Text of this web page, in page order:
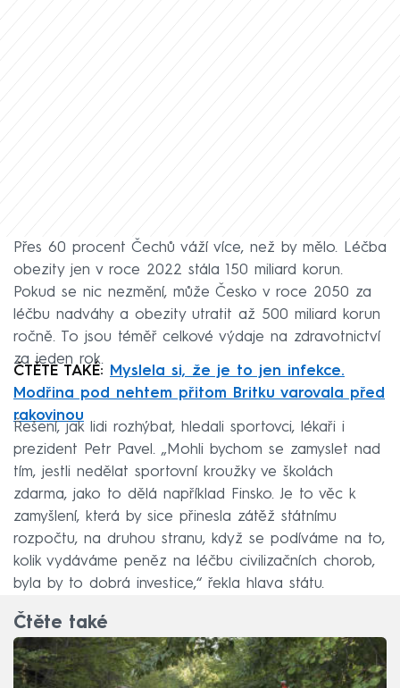
Přes 60 procent Čechů váží více, než by mělo. Léčba
obezity jen v roce 2022 stála 150 miliard korun.
Pokud se nic nezmění, může Česko v roce 2050 za
léčbu nadváhy a obezity utratit až 500 miliard korun
ročně. To jsou téměř celkové výdaje na zdravotnictví
za jeden rok.
ČTĚTE TAKÉ:
Myslela si, že je to jen infekce.
Modřina pod nehtem přitom Britku varovala před
rakovinou
Řešení, jak lidi rozhýbat, hledali sportovci, lékaři i
prezident Petr Pavel. „Mohli bychom se zamyslet nad
tím, jestli nedělat sportovní kroužky ve školách
zdarma, jako to dělá například Finsko. Je to věc k
zamyšlení, která by sice přinesla zátěž státnímu
rozpočtu, na druhou stranu, když se podíváme na to,
kolik vydáváme peněz na léčbu civilizačních chorob,
byla by to dobrá investice,“ řekla hlava státu.
Čtěte také